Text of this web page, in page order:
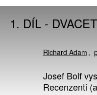
1. DÍL -
Richard Adam
Josef Bolf
Recenzenti